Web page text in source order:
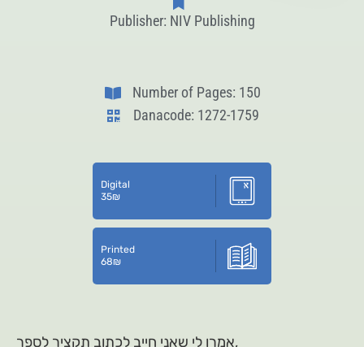
Publisher: NIV Publishing
Number of Pages: 150
Danacode: 1272-1759
Digital
35₪
Printed
68₪
אמרו לי שאני חייב לכתוב תקציר לספר,